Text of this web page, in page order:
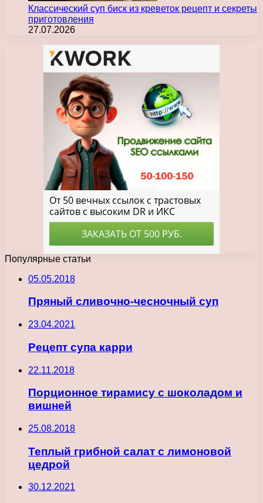
Классический суп биск из креветок рецепт и секреты
приготовления
27.07.2026
Популярные статьи
05.05.2018
Пряный сливочно-чесночный суп
23.04.2021
Рецепт супа карри
22.11.2018
Порционное тирамису с шоколадом и
вишней
25.08.2018
Теплый грибной салат с лимоновой
цедрой
30.12.2021